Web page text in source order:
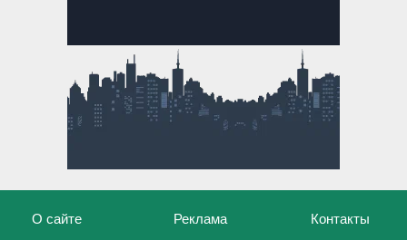
О сайте Реклама Контакты